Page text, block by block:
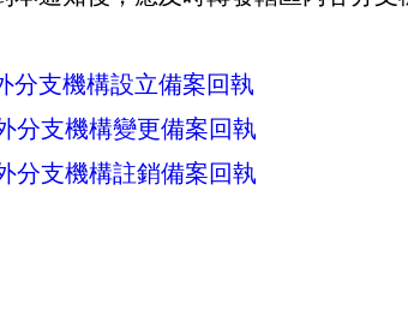
分支機構設立備案回執
分支機構變更備案回執
分支機構註銷備案回執